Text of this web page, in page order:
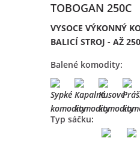
TOBOGAN 250C
VYSOCE VÝKONNÝ
BALICÍ STROJ - AŽ
Balené komodity:
Typ sáčku: